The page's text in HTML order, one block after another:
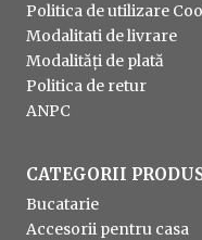
Politica de utilizare
Modalitati de livrare
Modalități de plată
Politica de retur
ANPC
CATEGORII
Bucatarie
Accesorii pentru casa